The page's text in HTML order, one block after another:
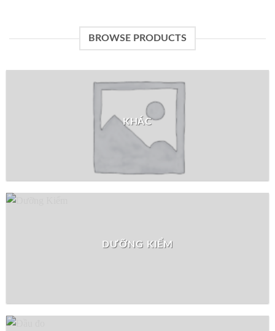
BROWSE PRODUCTS
KHÁC
DƯỠNG KIỂM